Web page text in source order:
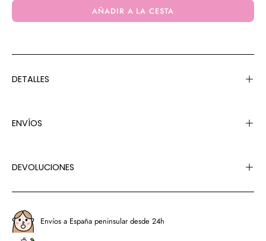
AÑADIR A LA CESTA
DETALLES
ENVÍOS
DEVOLUCIONES
Envíos a España peninsular desde 24h